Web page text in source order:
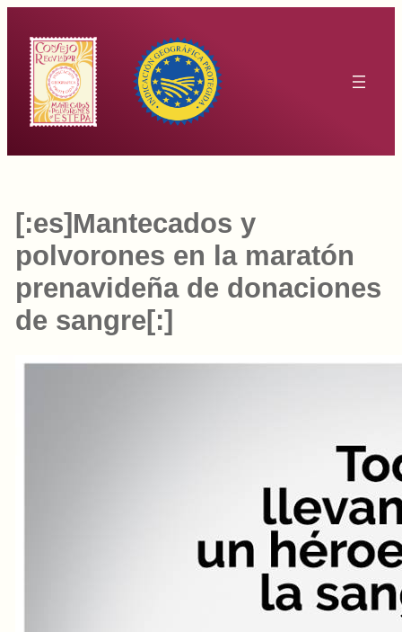
contenido
[:es]Mantecados y
polvorones en la maratón
prenavideña de donaciones
de sangre[:]